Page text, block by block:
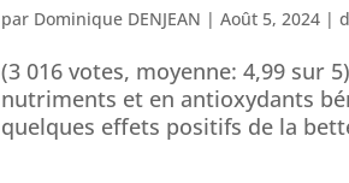
par Dominique DENJEAN |Août 5, 2024 |
(3 016 votes, moyenne: 4,99 sur
nutriments et en antioxydants
quelques effets positifs de la